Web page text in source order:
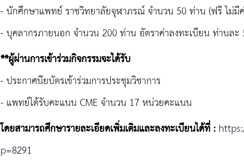
- นักศึกษาแพทย์ ราชวิทยาลัยจุฬาภรณ์ จำนวน 50 ท่าน (ฟรี ไม่มี
- บุคลากรภายนอก จำนวน 200 ท่าน อัตราค่าลงทะเบียน ท่านละ
**ผู้ผ่านการเข้าร่วมกิจกรรมจะได้รับ
- ประกาศนียบัตรเข้าร่วมการประชุมวิชาการ
- แพทย์ได้รับคะแนน CME จำนวน 17 หน่วยคะแนน
โดยสามารถศึกษารายละเอียดเพิ่มเติมและลงทะเบียนได้ที่ :
p=8291